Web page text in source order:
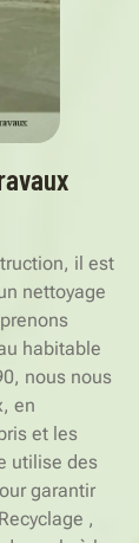
il est
nettoyage
habitable
nous nous
en
et les
utilise des
garantir
,